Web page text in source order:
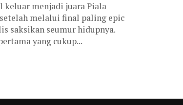
keluar menjadi juara Piala
melalui final paling epic
saksikan seumur hidupnya.
yang cukup...